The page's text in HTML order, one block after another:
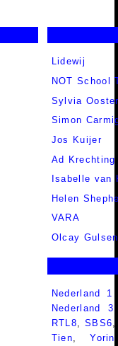
Lidewij
NOT School
Sylvia
Simon
Jos Kuijer
Ad Krechting
Isabelle van
Helen
VARA
Olcay Gulsen
Nederland 1
Nederland
RTL8 ,SBS6
Tien ,Yorin